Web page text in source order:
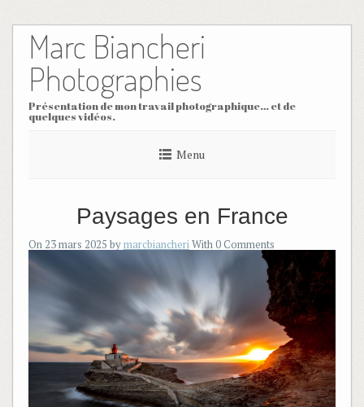
Skip
to
content
Marc Biancheri
Photographies
Présentation de mon travail photographique… et de
quelques vidéos.
Menu
Paysages en France
On 23 mars 2025 bymarcbiancheriWith0Comments